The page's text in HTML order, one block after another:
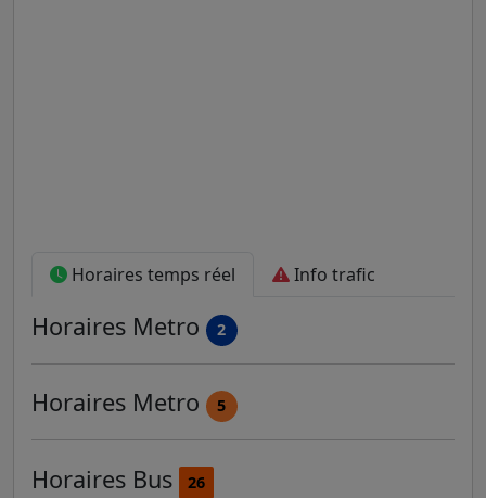
Horaires temps réel Info trafic
Horaires Metro 2
Horaires Metro 5
Horaires Bus 26